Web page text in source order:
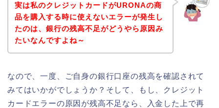
実は私のクレジットカードがURONAの商
品を購入する時に使えないエラーが発生し
たのは、銀行の残高不足がどうやら原因み
たいなんですよね～
なので、一度、ご自身の銀行口座の残高を確認されて
みてはいかがでしょうか？そして、もし、クレジット
カードエラーの原因が残高不足なら、入金した上で再